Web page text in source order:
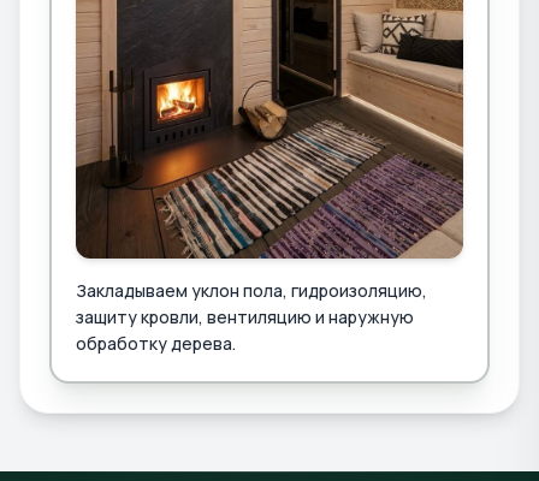
Закладываем уклон пола, гидроизоляцию,
защиту кровли, вентиляцию и наружную
обработку дерева.